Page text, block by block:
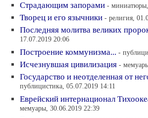
Страдающим запорами -
Творец и его язычники - религия,
Последняя молитва великих
17.07.2019 20:06
Построение коммунизма... -
Исчезнувшая цивилизация -
Государство и неотделенная от
публицистика, 05.07.2019 14:11
Еврейский интернационал
мемуары, 30.06.2019 22:39